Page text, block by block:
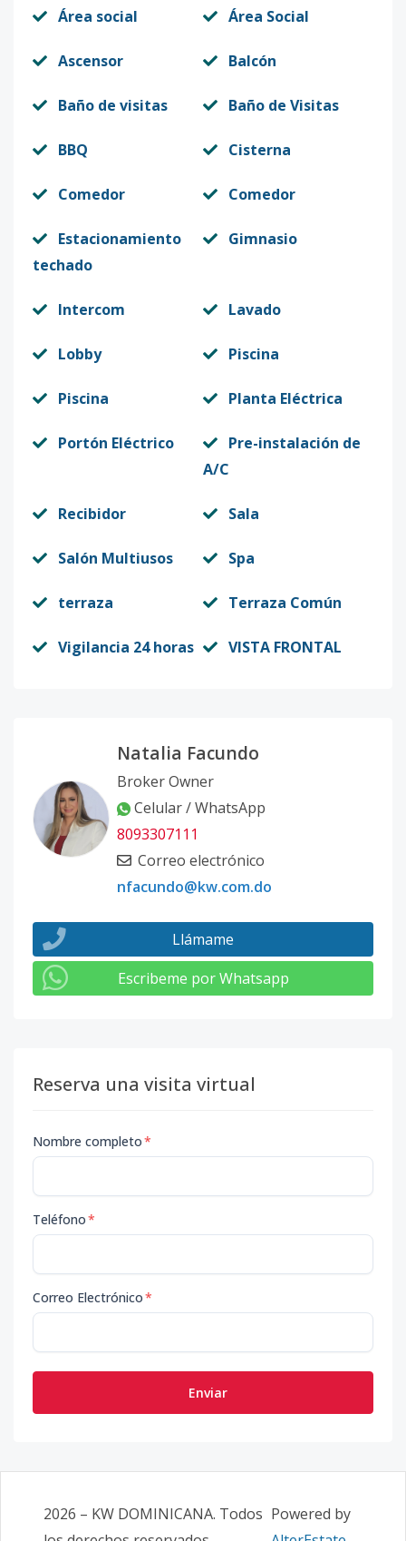
Área social Área Social
Ascensor Balcón
Baño de visitas Baño de Visitas
BBQ Cisterna
Comedor Comedor
Estacionamiento
techado
Gimnasio
Intercom Lavado
Lobby Piscina
Piscina Planta Eléctrica
Portón Eléctrico
Pre-instalación de
A/C
Recibidor Sala
Salón Multiusos Spa
terraza Terraza Común
Vigilancia 24 horas VISTA FRONTAL
Natalia Facundo
Broker Owner
Celular / WhatsApp
8093307111
Correo electrónico
nfacundo@kw.com.do
Llámame
Escribeme por Whatsapp
Reserva una visita virtual
Nombre completo*
Teléfono*
Correo Electrónico*
Enviar
2026 – KW DOMINICANA. Todos Powered by